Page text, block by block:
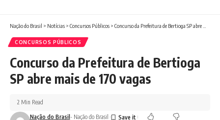
Nação do Brasil > Notícias > Concursos Públicos > Concurso da Prefeitura de Bertioga SP abre mais de 170 vagas
CONCURSOS PÚBLICOS
Concurso da Prefeitura de Bertioga
SP abre mais de 170 vagas
Nação do Brasil- Nação do Brasil
2 Min Read